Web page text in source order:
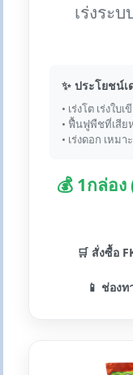
เร่งระ
✨ ประโยชน์เ
• เร่งโต เร่งใบเ
• ฟื้นฟูพืชที่เสีย
• เร่งดอก เหม
💰 1กล่อ
🛒 สั่งซื้อ
📱 ช่องท